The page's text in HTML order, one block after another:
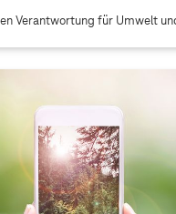
Verantwortung für Umwelt